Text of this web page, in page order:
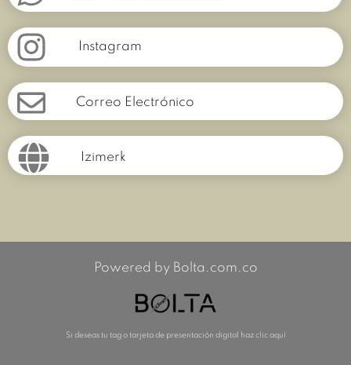
Instagram
Correo Electrónico
Izimerk
Powered by Bolta.com.co
Si deseas tu tag o tarjeta de presentación digital haz clic aquí